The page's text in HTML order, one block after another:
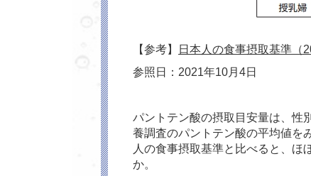
【参考】
日本人の食事摂取基準（
参照日：2021年10月4日
パントテン酸の摂取目安量は、性
養調査のパントテン酸の平均値を
人の食事摂取基準と比べると、ほ
か。